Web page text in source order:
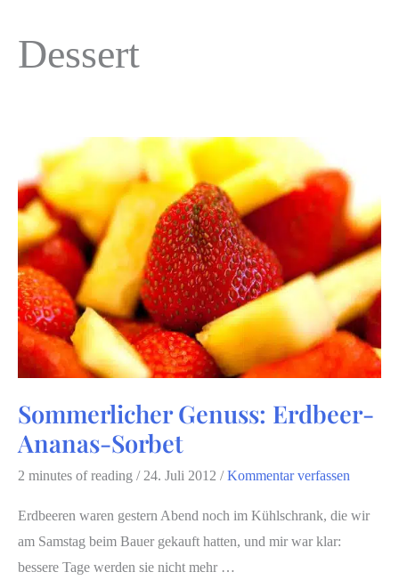
Dessert
Sommerlicher Genuss: Erdbeer-
Ananas-Sorbet
2 minutes of reading /24. Juli 2012 /Kommentar verfassen
Erdbeeren waren gestern Abend noch im Kühlschrank, die wir
am Samstag beim Bauer gekauft hatten, und mir war klar:
bessere Tage werden sie nicht mehr …